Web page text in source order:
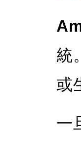
統
或
一